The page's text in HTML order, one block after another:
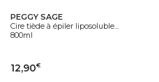
PEGGY SAGE
Cire tiède à épiler liposoluble...
800ml
12,90€